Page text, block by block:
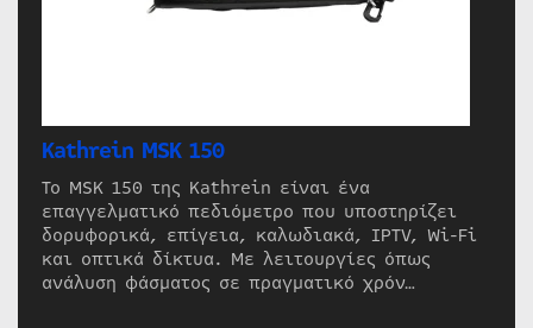
Kathrein MSK 150
Το MSK 150 της Kathrein είναι ένα
επαγγελματικό πεδιόμετρο που υποστηρίζει
δορυφορικά, επίγεια, καλωδιακά, IPTV, Wi-Fi
και οπτικά δίκτυα. Με λειτουργίες όπως
ανάλυση φάσματος σε πραγματικό χρόν…